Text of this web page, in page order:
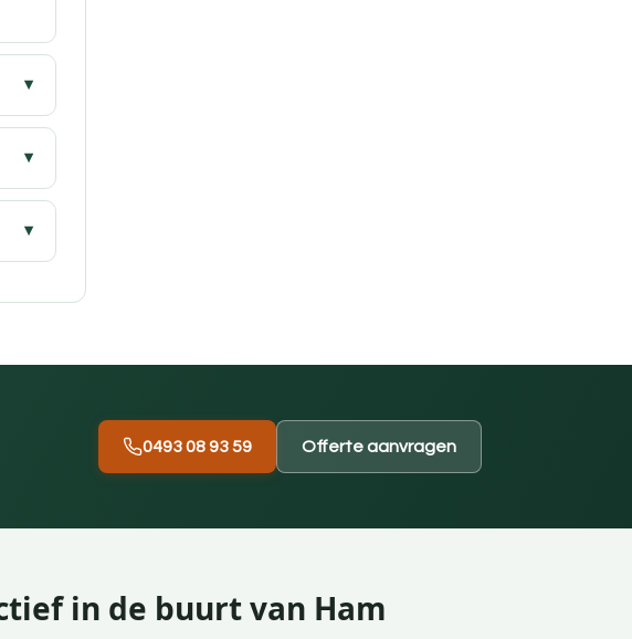
0493 08 93 59 Offerte aanvragen
in de buurt van Ham